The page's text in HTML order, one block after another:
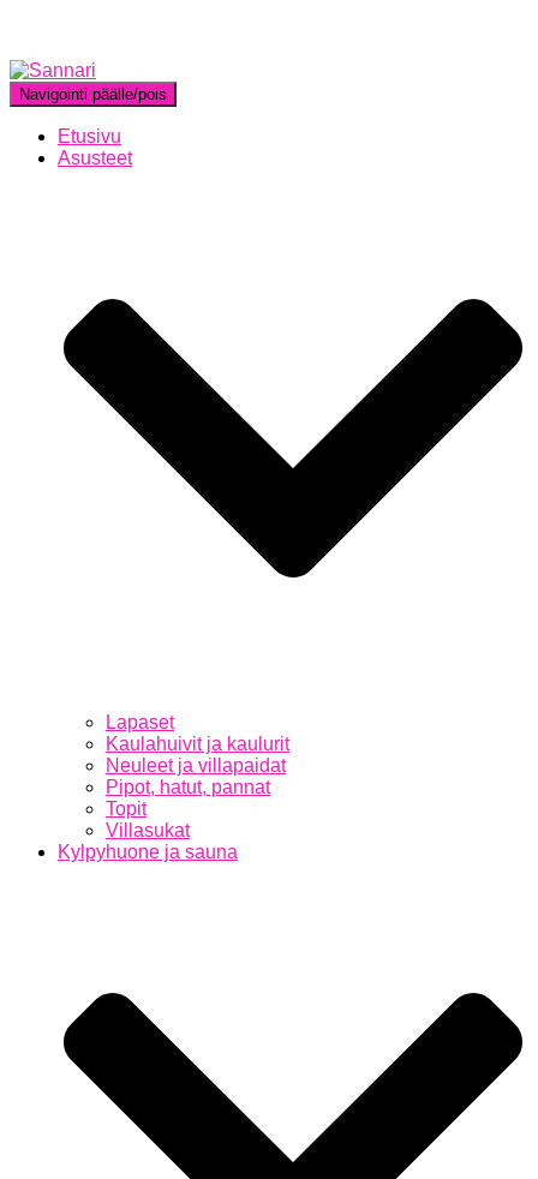
Navigointi päälle/pois
Etusivu
Asusteet
Lapaset
Kaulahuivit ja kaulurit
Neuleet ja villapaidat
Pipot, hatut, pannat
Topit
Villasukat
Kylpyhuone ja sauna